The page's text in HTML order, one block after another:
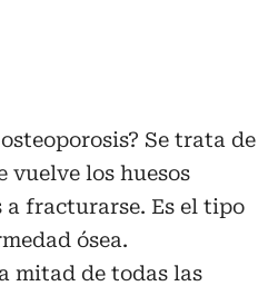
Se trata de
vuelve los huesos
a fracturarse. Es el tipo
ósea.
mitad de todas las